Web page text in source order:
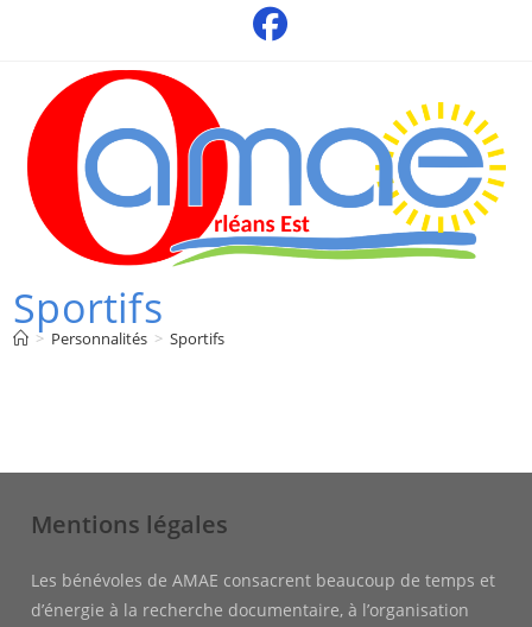
Sportifs
> Personnalités > Sportifs
Mentions légales
Les bénévoles de AMAE consacrent beaucoup de temps et
d’énergie à la recherche documentaire, à l’organisation